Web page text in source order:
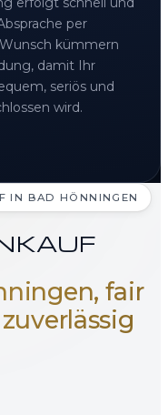
per
kümmern
damit Ihr
seriös und
wird.
IN BAD HÖNNINGEN
fair